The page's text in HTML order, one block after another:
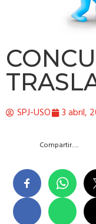
SPJ-USO 3 abril,
Compartir….